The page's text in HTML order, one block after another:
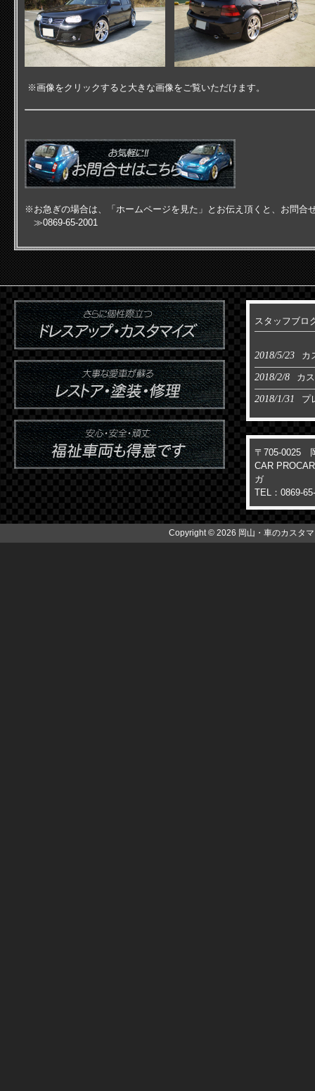
※画像をクリックすると大きな画像をご覧いただけます。
※お急ぎの場合は、「ホームページを見た」とお伝え頂くと、お問合
≫0869-65-2001
スタッフブロ
2018/5/23 カ
2018/2/8 カ
2018/1/31 プ
〒705-0025
CAR
ガ
TEL：0869-
Copyright © 2026 岡山・車のカスタ